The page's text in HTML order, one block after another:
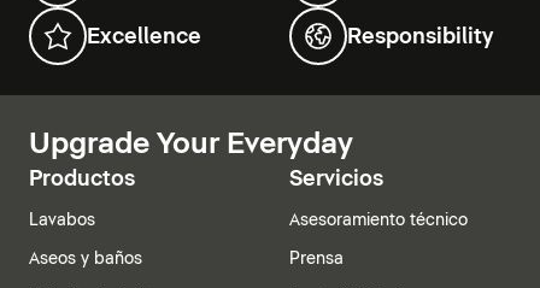
Excellence Responsibility
Upgrade Your Everyday
Productos
Lavabos
Aseos y baños
Servicios
Asesoramiento técnico
Prensa